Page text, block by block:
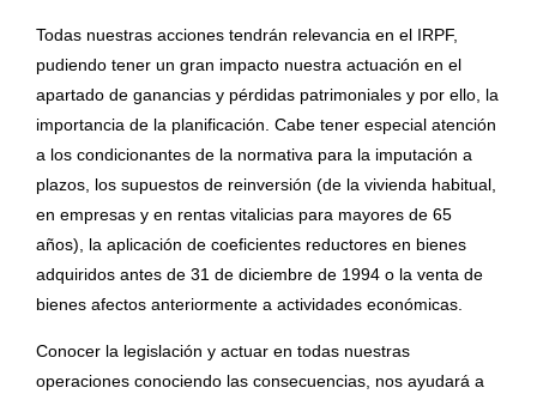
Todas nuestras acciones tendrán relevancia en el IRPF,
pudiendo tener un gran impacto nuestra actuación en el
apartado de ganancias y pérdidas patrimoniales y por ello, la
importancia de la planificación. Cabe tener especial atención
a los condicionantes de la normativa para la imputación a
plazos, los supuestos de reinversión (de la vivienda habitual,
en empresas y en rentas vitalicias para mayores de 65
años), la aplicación de coeficientes reductores en bienes
adquiridos antes de 31 de diciembre de 1994 o la venta de
bienes afectos anteriormente a actividades económicas.
Conocer la legislación y actuar en todas nuestras
operaciones conociendo las consecuencias, nos ayudará a